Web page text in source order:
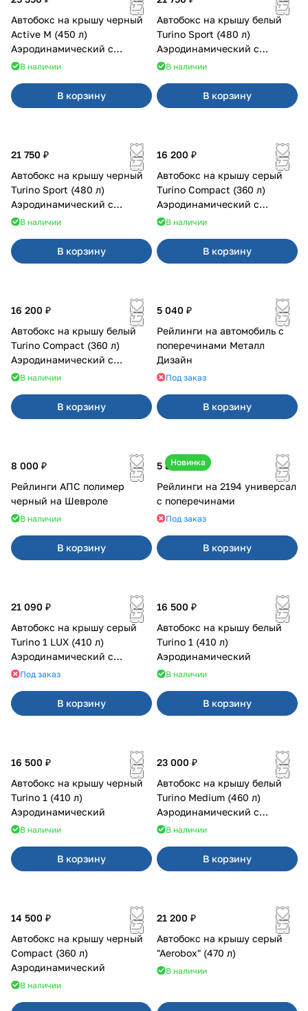
Автобокс на крышу черный
Active M (450 л)
Аэродинамический с
двусторонним открыванием
В наличии
В корзину
Автобокс на крышу белый
Turino Sport (480 л)
Аэродинамический с
двусторонним открыванием
В наличии
В корзину
21 750 ₽
Автобокс на крышу черный
Turino Sport (480 л)
Аэродинамический с
двусторонним открыванием
В наличии
В корзину
16 200 ₽
Автобокс на крышу серый
Turino Compact (360 л)
Аэродинамический с
двусторонним открыванием
В наличии
В корзину
16 200 ₽
Автобокс на крышу белый
Turino Compact (360 л)
Аэродинамический с
двусторонним открыванием
В наличии
В корзину
5 040 ₽
Рейлинги на автомобиль с
поперечинами Металл
Дизайн
Под заказ
В корзину
8 000 ₽
Рейлинги АПС полимер
черный на Шевроле
В наличии
В корзину
Новинка
5 850 ₽
Рейлинги на 2194 универсал
с поперечинами
Под заказ
В корзину
21 090 ₽
Автобокс на крышу серый
Turino 1 LUX (410 л)
Аэродинамический с
двусторонним открыванием
Под заказ
В корзину
16 500 ₽
Автобокс на крышу белый
Turino 1 (410 л)
Аэродинамический
В наличии
В корзину
16 500 ₽
Автобокс на крышу черный
Turino 1 (410 л)
Аэродинамический
В наличии
В корзину
23 000 ₽
Автобокс на крышу белый
Turino Medium (460 л)
Аэродинамический с
двусторонним открыванием
В наличии
В корзину
14 500 ₽
Автобокс на крышу черный
Compact (360 л)
Аэродинамический
В наличии
21 200 ₽
Автобокс на крышу серый
"Aerobox" (470 л)
В наличии